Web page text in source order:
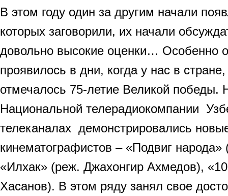
В этом году один за другим начали
которых заговорили, их начали
довольно высокие оценки… Особенно
проявилось в дни, когда у нас в
отмечалось 75-летие Великой победы.
Национальной телерадиокомпании
телеканалах демонстрировались
кинематографистов – «Подвиг
«Илхак» (реж. Джахонгир Ахмедов),
Хасанов). В этом ряду занял свое